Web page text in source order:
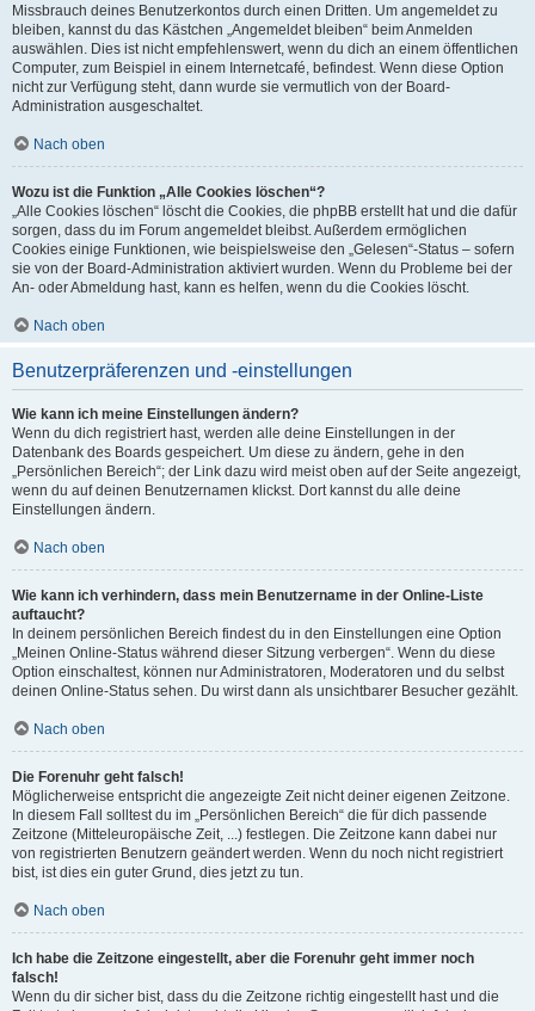
Missbrauch deines Benutzerkontos durch einen Dritten. Um angemeldet zu
bleiben, kannst du das Kästchen „Angemeldet bleiben“ beim Anmelden
auswählen. Dies ist nicht empfehlenswert, wenn du dich an einem öffentlichen
Computer, zum Beispiel in einem Internetcafé, befindest. Wenn diese Option
nicht zur Verfügung steht, dann wurde sie vermutlich von der Board-
Administration ausgeschaltet.
Nach oben
Wozu ist die Funktion „Alle Cookies löschen“?
„Alle Cookies löschen“ löscht die Cookies, die phpBB erstellt hat und die dafür
sorgen, dass du im Forum angemeldet bleibst. Außerdem ermöglichen
Cookies einige Funktionen, wie beispielsweise den „Gelesen“-Status – sofern
sie von der Board-Administration aktiviert wurden. Wenn du Probleme bei der
An- oder Abmeldung hast, kann es helfen, wenn du die Cookies löscht.
Nach oben
Benutzerpräferenzen und -einstellungen
Wie kann ich meine Einstellungen ändern?
Wenn du dich registriert hast, werden alle deine Einstellungen in der
Datenbank des Boards gespeichert. Um diese zu ändern, gehe in den
„Persönlichen Bereich“; der Link dazu wird meist oben auf der Seite angezeigt,
wenn du auf deinen Benutzernamen klickst. Dort kannst du alle deine
Einstellungen ändern.
Nach oben
Wie kann ich verhindern, dass mein Benutzername in der Online-Liste
auftaucht?
In deinem persönlichen Bereich findest du in den Einstellungen eine Option
„Meinen Online-Status während dieser Sitzung verbergen“. Wenn du diese
Option einschaltest, können nur Administratoren, Moderatoren und du selbst
deinen Online-Status sehen. Du wirst dann als unsichtbarer Besucher gezählt.
Nach oben
Die Forenuhr geht falsch!
Möglicherweise entspricht die angezeigte Zeit nicht deiner eigenen Zeitzone.
In diesem Fall solltest du im „Persönlichen Bereich“ die für dich passende
Zeitzone (Mitteleuropäische Zeit, ...) festlegen. Die Zeitzone kann dabei nur
von registrierten Benutzern geändert werden. Wenn du noch nicht registriert
bist, ist dies ein guter Grund, dies jetzt zu tun.
Nach oben
Ich habe die Zeitzone eingestellt, aber die Forenuhr geht immer noch
falsch!
Wenn du dir sicher bist, dass du die Zeitzone richtig eingestellt hast und die